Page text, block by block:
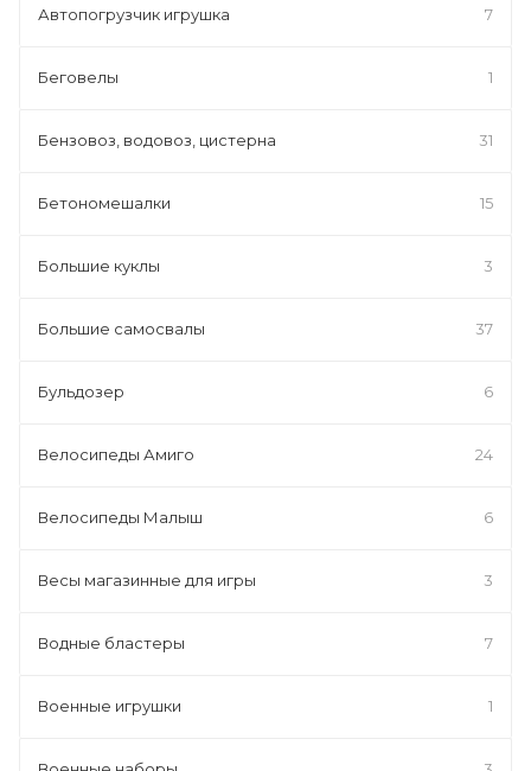
Автопогрузчик игрушка 7
Беговелы 1
Бензовоз, водовоз, цистерна 31
Бетономешалки 15
Большие куклы 3
Большие самосвалы 37
Бульдозер 6
Велосипеды Амиго 24
Велосипеды Малыш 6
Весы магазинные для игры 3
Водные бластеры 7
Военные игрушки 1